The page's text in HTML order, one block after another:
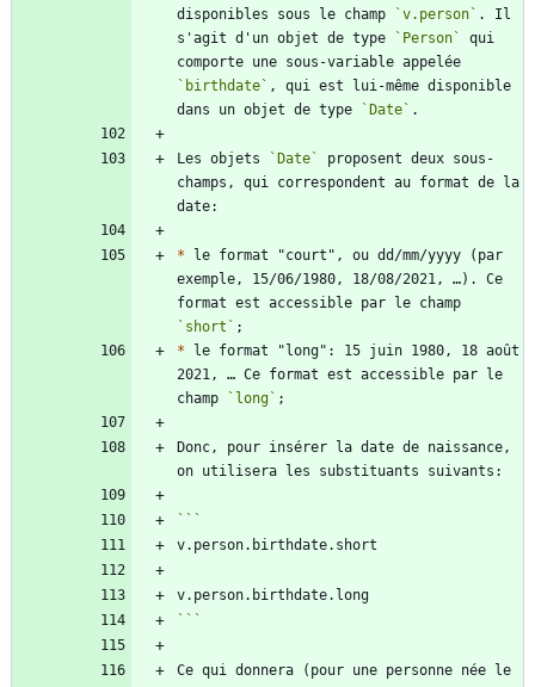
disponibles sous le champ `v.person` . Il
s'agit d'un objet de type
`Person`
qui
`birthdate` , qui est lui-même disponible
dans un objet de type
`Date`
Les objets `Date`
proposent deux sous-
champs, qui correspondent au format de la
* le format "court", ou dd/mm/yyyy (par
exemple, 15/06/1980, 18/08/2021, …). Ce
`short`
* le format "long": 15 juin 1980, 18 août
2021, … Ce format est accessible par le
champ
`long`
Donc, pour insérer la date de naissance,
```
Ce qui donnera (pour une personne née le